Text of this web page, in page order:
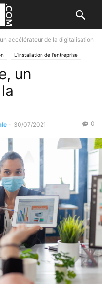
accélérateur de la digitalisation
L’installation de l'entreprise
un
- 30/07/2021 0